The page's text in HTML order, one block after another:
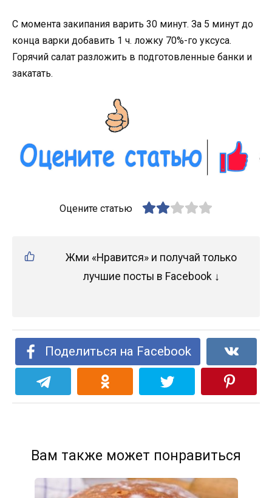
С момента закипания варить 30 минут. За 5 минут до
конца варки добавить 1 ч. ложку 70%-го уксуса.
Горячий салат разложить в подготовленные банки и
закатать.
Оцените статью
Жми «Нравится» и получай только
лучшие посты в Facebook ↓
Поделиться на Facebook
Вам также может понравиться